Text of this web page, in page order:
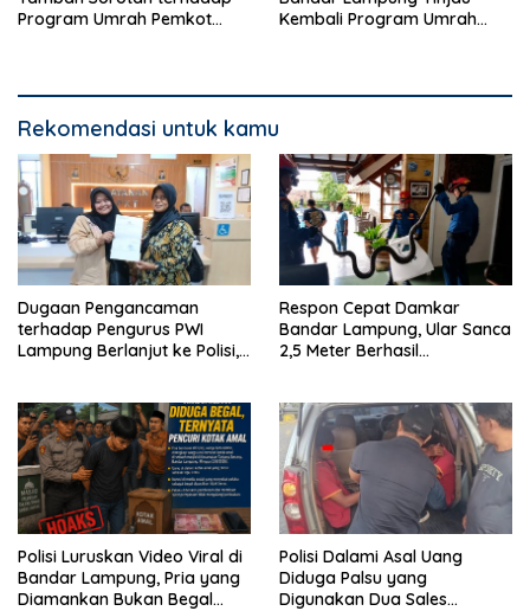
Program Umrah Pemkot
Kembali Program Umrah
Rekomendasi untuk kamu
Dugaan Pengancaman
terhadap Pengurus PWI
Lampung Berlanjut ke Polisi,
Respon Cepat Damkar
Bandar Lampung, Ular Sanca
2,5 Meter Berhasil
Polisi Luruskan Video Viral di
Bandar Lampung, Pria yang
Diamankan Bukan Begal
Polisi Dalami Asal Uang
Diduga Palsu yang
Digunakan Dua Sales